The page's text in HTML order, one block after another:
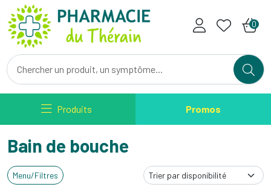
Pharmacie du Therain Votre
0
Produits Promos
Bain de bouche
Menu/Filtres